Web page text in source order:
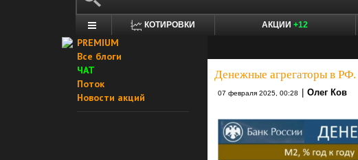
КОТИРОВКИ АКЦИИ +12
PREMIUM
Все блоги
ЧАТ
Поток
Новости акций
Денежные агрегаторы в РФ.
07 февраля 2025, 00:28 Олег Ков